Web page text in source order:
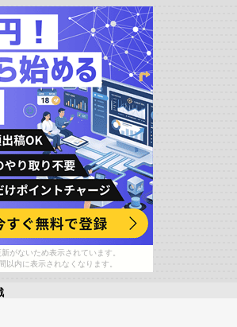
がないため表示されています。
以内に表示されなくなります。